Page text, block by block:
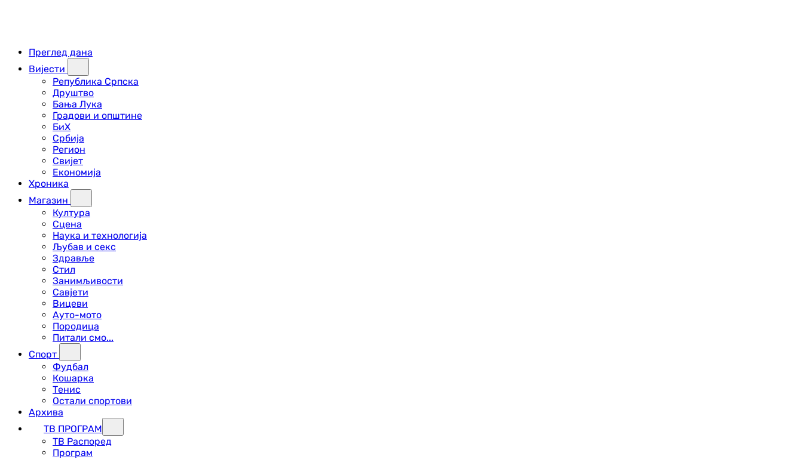
Преглед дана
Вијести
Република Српска
Друштво
Бања Лука
Градови и општине
БиХ
Србија
Регион
Свијет
Економија
Хроника
Магазин
Култура
Сцена
Наука и технологија
Љубав и секс
Здравље
Стил
Занимљивости
Савјети
Вицеви
Ауто-мото
Породица
Питали смо...
Спорт
Фудбал
Кошарка
Тенис
Остали спортови
Архива
ТВ ПРОГРАМ
ТВ Распоред
Програм